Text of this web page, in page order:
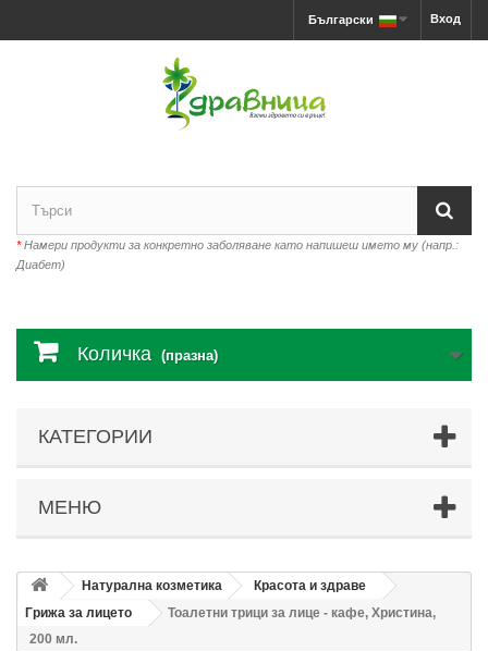
Вход
Български
*Намери продукти за конкретно заболяване като напишеш името му (напр.:
Диабет)
Количка (празна)
КАТЕГОРИИ
МЕНЮ
Натурална козметика
Красота и здраве
Грижа за лицето
Тоалетни трици за лице - кафе, Христина,
200 мл.